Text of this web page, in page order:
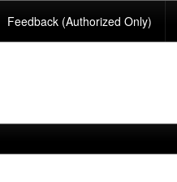
Feedback (Authorized Only)